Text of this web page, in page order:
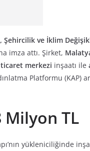
Şehircilik ve İklim
imza attı. Şirket,
merkezi inşaatı ile
Platformu (KAP)
TL
yükleniciliğinde